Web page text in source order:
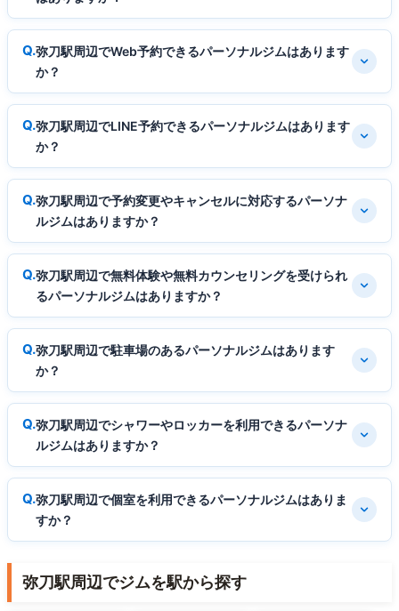
弥刀駅周辺でWeb予約できるパーソナルジムはあります
か？
弥刀駅周辺でLINE予約できるパーソナルジムはあります
か？
弥刀駅周辺で予約変更やキャンセルに対応するパーソナ
ルジムはありますか？
弥刀駅周辺で無料体験や無料カウンセリングを受けられ
るパーソナルジムはありますか？
弥刀駅周辺で駐車場のあるパーソナルジムはあります
か？
弥刀駅周辺でシャワーやロッカーを利用できるパーソナ
ルジムはありますか？
弥刀駅周辺で個室を利用できるパーソナルジムはありま
すか？
弥刀駅周辺でジムを駅から探す